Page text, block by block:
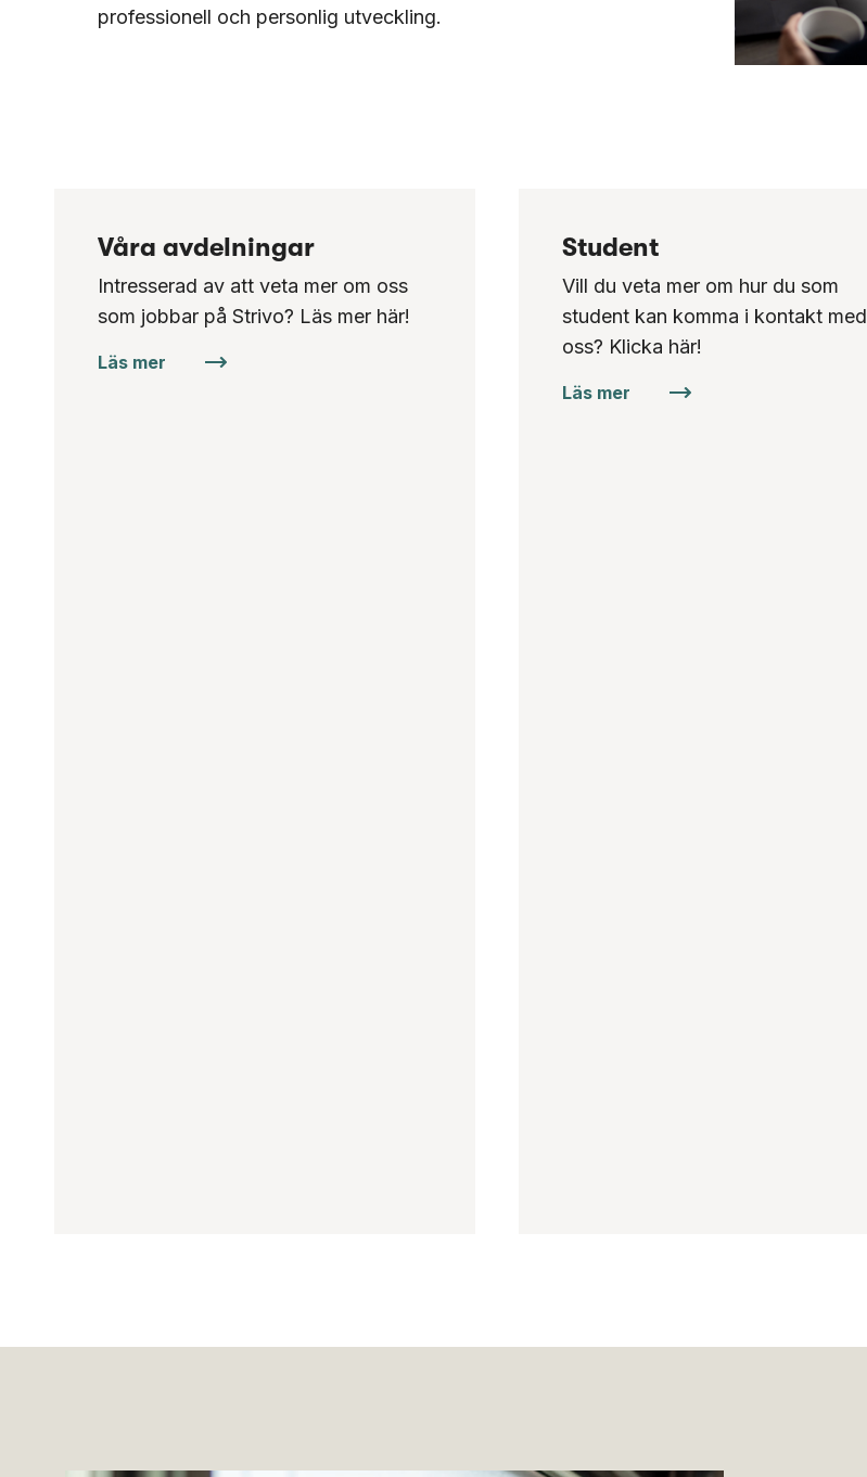
professionell och personlig utveckling.
Våra avdelningar
Intresserad av att veta mer om oss
som jobbar på Strivo? Läs mer här!
Läs mer
Student
Vill du veta mer om hur du som
student kan komma i kontakt med
oss? Klicka här!
Läs mer